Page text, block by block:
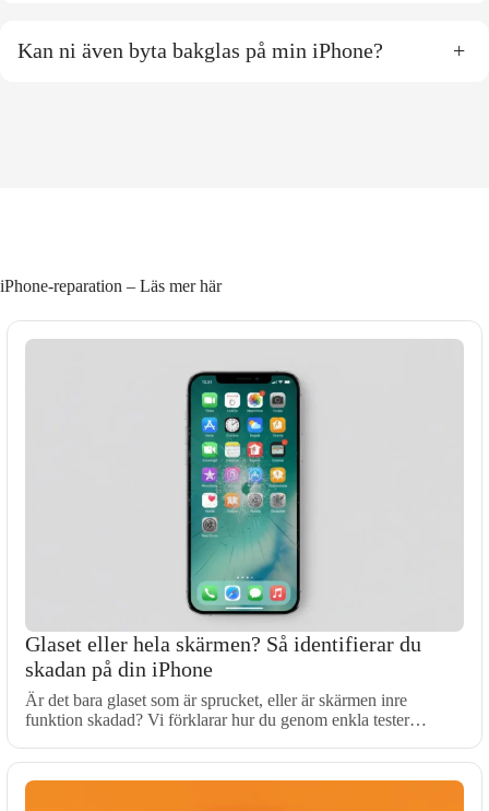
Kan ni även byta bakglas på min iPhone? +
iPhone-reparation – Läs mer här
Glaset eller hela skärmen? Så identifierar du
skadan på din iPhone
Är det bara glaset som är sprucket, eller är skärmen inre
funktion skadad? Vi förklarar hur du genom enkla tester…